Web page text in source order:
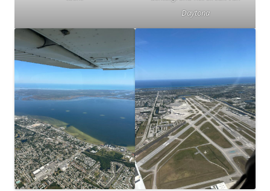
Daytona